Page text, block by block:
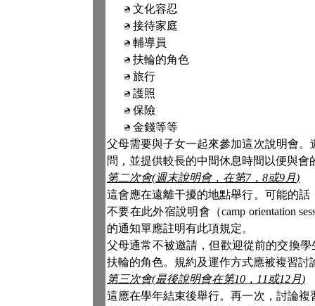
文化容忍
接待家庭
輔導員
扶輪的角色
旅行
護照
保險
金錢等等
父母需要與子女一起來參加這次說明會
問，並提供較長的中間休息時間以便與會
第二次會(週末說明會，在第7， 8或9月)
這會應在遠離干擾的地點舉行。可能的
不要在此外宿說明會（camp orientation
的通知單應註明有此項規定。
父母通常不被邀請，但歡迎從前的交換
扶輪的角色。規約及運作方式應被複習
第三次會(最後說明會在第10 ， 11 或12月)
這應在學年結束後舉行。再一次，討論